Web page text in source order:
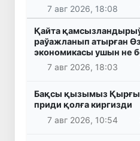
7 авг 2026, 18:08
Қайта
раўажланып атырған
экономикасы ушын не
7 авг 2026, 18:03
Бақсы қызымыз
приди қолға киргизди
7 авг 2026, 10:54